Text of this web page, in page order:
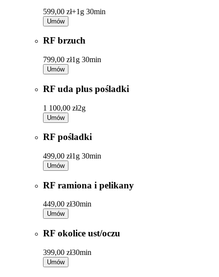
599,00 zł+1g 30min
Umów
RF brzuch
799,00 zł1g 30min
Umów
RF uda plus pośladki
1 100,00 zł2g
Umów
RF pośladki
499,00 zł1g 30min
Umów
RF ramiona i pelikany
449,00 zł30min
Umów
RF okolice ust/oczu
399,00 zł30min
Umów